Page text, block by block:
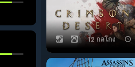
12 กลโกง